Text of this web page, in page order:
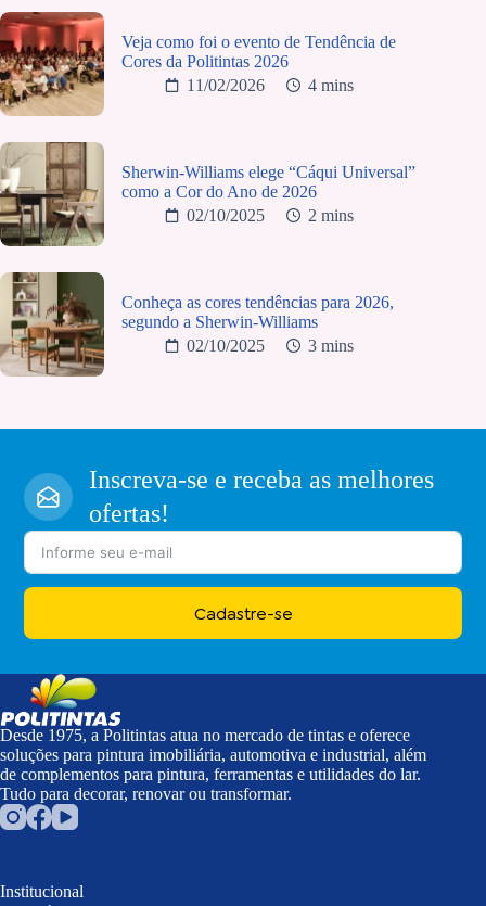
Veja como foi o evento de Tendência de
Cores da Politintas 2026
11/02/2026
4 mins
Sherwin-Williams elege “Cáqui Universal”
como a Cor do Ano de 2026
02/10/2025
2 mins
Conheça as cores tendências para 2026,
segundo a Sherwin-Williams
02/10/2025
3 mins
Inscreva-se e receba as melhores
ofertas!
Cadastre-se
Desde 1975, a Politintas atua no mercado de tintas e oferece
soluções para pintura imobiliária, automotiva e industrial, além
de complementos para pintura, ferramentas e utilidades do lar.
Tudo para decorar, renovar ou transformar.
Institucional